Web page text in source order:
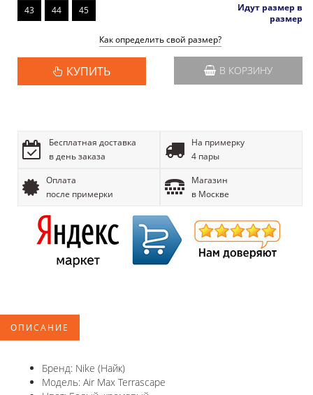
43 44 45
Идут размер в
размер
Как определить свой размер?
КУПИТЬ В КОРЗИНУ
Бесплатная доставка
в день заказа
На примерку
4 пары
Оплата
после примерки
Магазин
в Москве
ОПИСАНИЕ
Бренд: Nike (Найк)
Модель: Air Max Terrascape